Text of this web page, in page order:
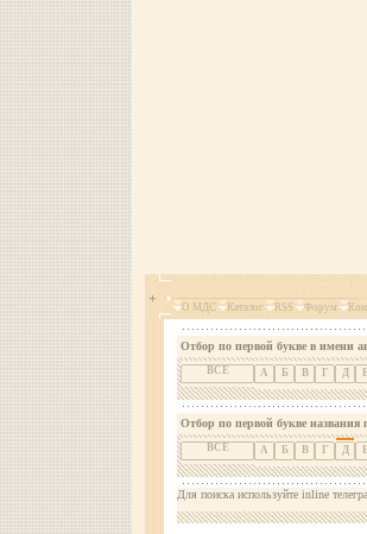
О МДС Каталог RSS Форум
Отбор по первой букве в имени
ВСЕ А Б В Г Д
Отбор по первой букве названия
ВСЕ А Б В Г Д
Для поиска используйте inline